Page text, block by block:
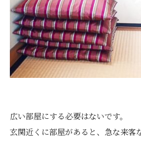
広い部屋にする必要はないです。
玄関近くに部屋があると、急な来客